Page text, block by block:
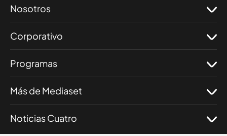
Nosotros
Corporativo
Programas
Más de Mediaset
Noticias Cuatro